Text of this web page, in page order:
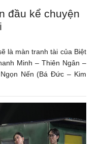
đầu kể chuyện
là màn tranh tài của Biệt
Minh – Thiên Ngân –
Nến (Bá Đức – Kim